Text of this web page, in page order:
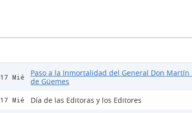
17 Mié
Paso a la Inmortalidad del General Don Martín
de Güemes
17 Mié Día de las Editoras y los Editores